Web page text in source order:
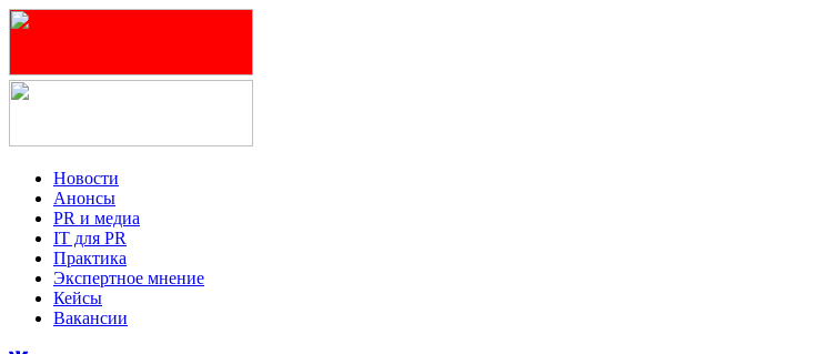
Новости
Анонсы
PR и медиа
IT для PR
Практика
Экспертное мнение
Кейсы
Вакансии